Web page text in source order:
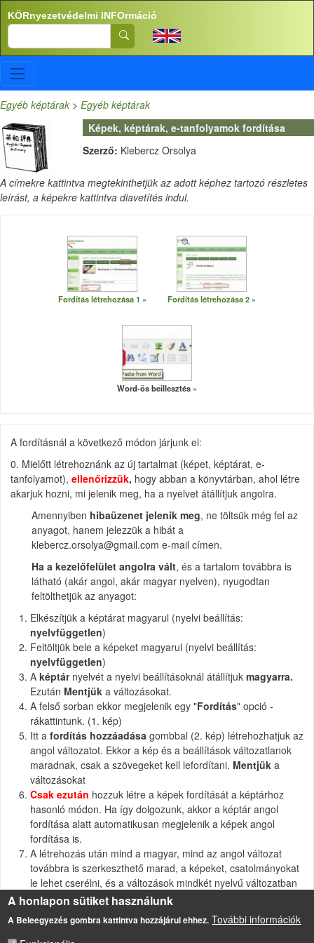
Ugrás a tartalomra
KÖRnyezetvédelmi INFOrmáció
Search
Egyéb képtárak > Egyéb képtárak
Képek, képtárak, e-tanfolyamok fordítása
Szerző: Klebercz Orsolya
A címekre kattintva megtekinthetjük az adott képhez tartozó részletes
leírást, a képekre kattintva diavetítés indul.
Fordítás létrehozása 1 Fordítás létrehozása 2
Word-ös beillesztés
A fordításnál a következő módon járjunk el:
0. Mielőtt létrehoznánk az új tartalmat (képet, képtárat, e-
tanfolyamot), ellenőrizzük, hogy abban a könyvtárban, ahol létre
akarjuk hozni, mi jelenik meg, ha a nyelvet átállítjuk angolra.
Amennyiben hibaüzenet jelenik meg, ne töltsük még fel az
anyagot, hanem jelezzük a hibát a
klebercz.orsolya@gmail.com e-mail címen.
Ha a kezelőfelület angolra vált, és a tartalom továbbra is
látható (akár angol, akár magyar nyelven), nyugodtan
feltölthetjük az anyagot:
Elkészítjük a képtárat magyarul (nyelvi beállítás:
nyelvfüggetlen)
Feltöltjük bele a képeket magyarul (nyelvi beállítás:
nyelvfüggetlen)
A képtárnyelvét a nyelvi beállításoknál átállítjuk magyarra.
Ezután Mentjük a változásokat.
A felső sorban ekkor megjelenik egy "Fordítás" opció -
rákattintunk. (1. kép)
Itt a fordítás hozzáadása gombbal (2. kép) létrehozhatjuk az
angol változatot. Ekkor a kép és a beállítások változatlanok
maradnak, csak a szövegeket kell lefordítani. Mentjük a
változásokat
Csak ezután hozzuk létre a képek fordítását a képtárhoz
hasonló módon. Ha így dolgozunk, akkor a képtár angol
fordítása alatt automatikusan megjelenik a képek angol
fordítása is.
A létrehozás után mind a magyar, mind az angol változat
továbbra is szerkeszthető marad, a képeket, csatolmányokat
le lehet cserélni, és a változások mindkét nyelvű változatban
automatikusan megjelennek.
A honlapon sütiket használunk
A Beleegyezés gombra kattintva hozzájárul ehhez. További információk